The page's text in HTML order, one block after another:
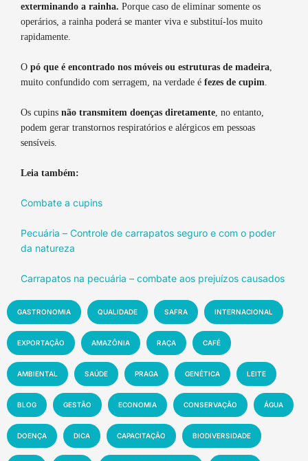
exterminando a rainha. Porque caso de eliminar somente os
operários, a rainha poderá se manter viva e substituí-los muito
rapidamente.
O pó que é encontrado nos móveis ou estruturas de madeira
muito confundido com serragem, na verdade é fezes de cupim
Os cupins não transmitem doenças diretamente , no entanto,
podem gerar transtornos respiratórios e alérgicos em pessoas
sensíveis.
Leia também:
Combate a cupins
Pecuária – Controle de carrapatos seguro e com o poder
da natureza
Carrapatos na pecuária – combate aos prejuízos causados
GASTRONOMIA QUALIDADE SAFRA INTERNACIONAL
EXPORTAÇÃO AMAZÔNIA RAÇA CAFÉ
AMBIENTAL SAÚDE PRAGA GENÉTICA LEITE
BLOG GESTÃO ECONOMIA CONSERVAÇÃO ÁGUA
DOENÇA DICA CAPACITAÇÃO BIODIVERSIDADE